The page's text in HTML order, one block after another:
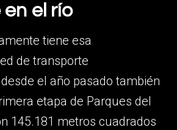
en el río
tiene esa
de transporte
el año pasado también
etapa de Parques del
145.181 metros cuadrados